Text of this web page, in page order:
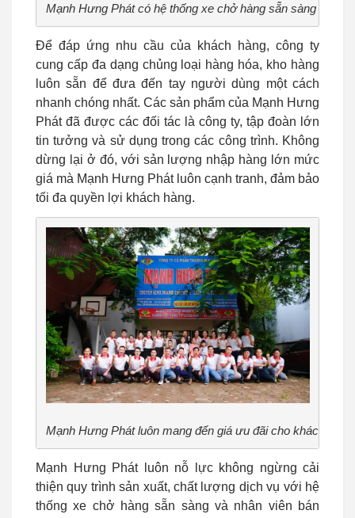
Mạnh Hưng Phát có hệ thống xe chở hàng sẵn sàng
Để đáp ứng nhu cầu của khách hàng, công ty
cung cấp đa dạng chủng loại hàng hóa, kho hàng
luôn sẵn để đưa đến tay người dùng một cách
nhanh chóng nhất. Các sản phẩm của Mạnh Hưng
Phát đã được các đối tác là công ty, tập đoàn lớn
tin tưởng và sử dụng trong các công trình. Không
dừng lại ở đó, với sản lượng nhập hàng lớn mức
giá mà Mạnh Hưng Phát luôn cạnh tranh, đảm bảo
tối đa quyền lợi khách hàng.
Mạnh Hưng Phát luôn mang đến giá ưu đãi cho khách hàng
Mạnh Hưng Phát luôn nỗ lực không ngừng cải
thiện quy trình sản xuất, chất lượng dịch vụ với hệ
thống xe chở hàng sẵn sàng và nhân viên bán